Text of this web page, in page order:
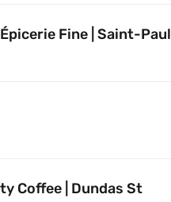
Fine | Saint-Paul
Coffee | Dundas St